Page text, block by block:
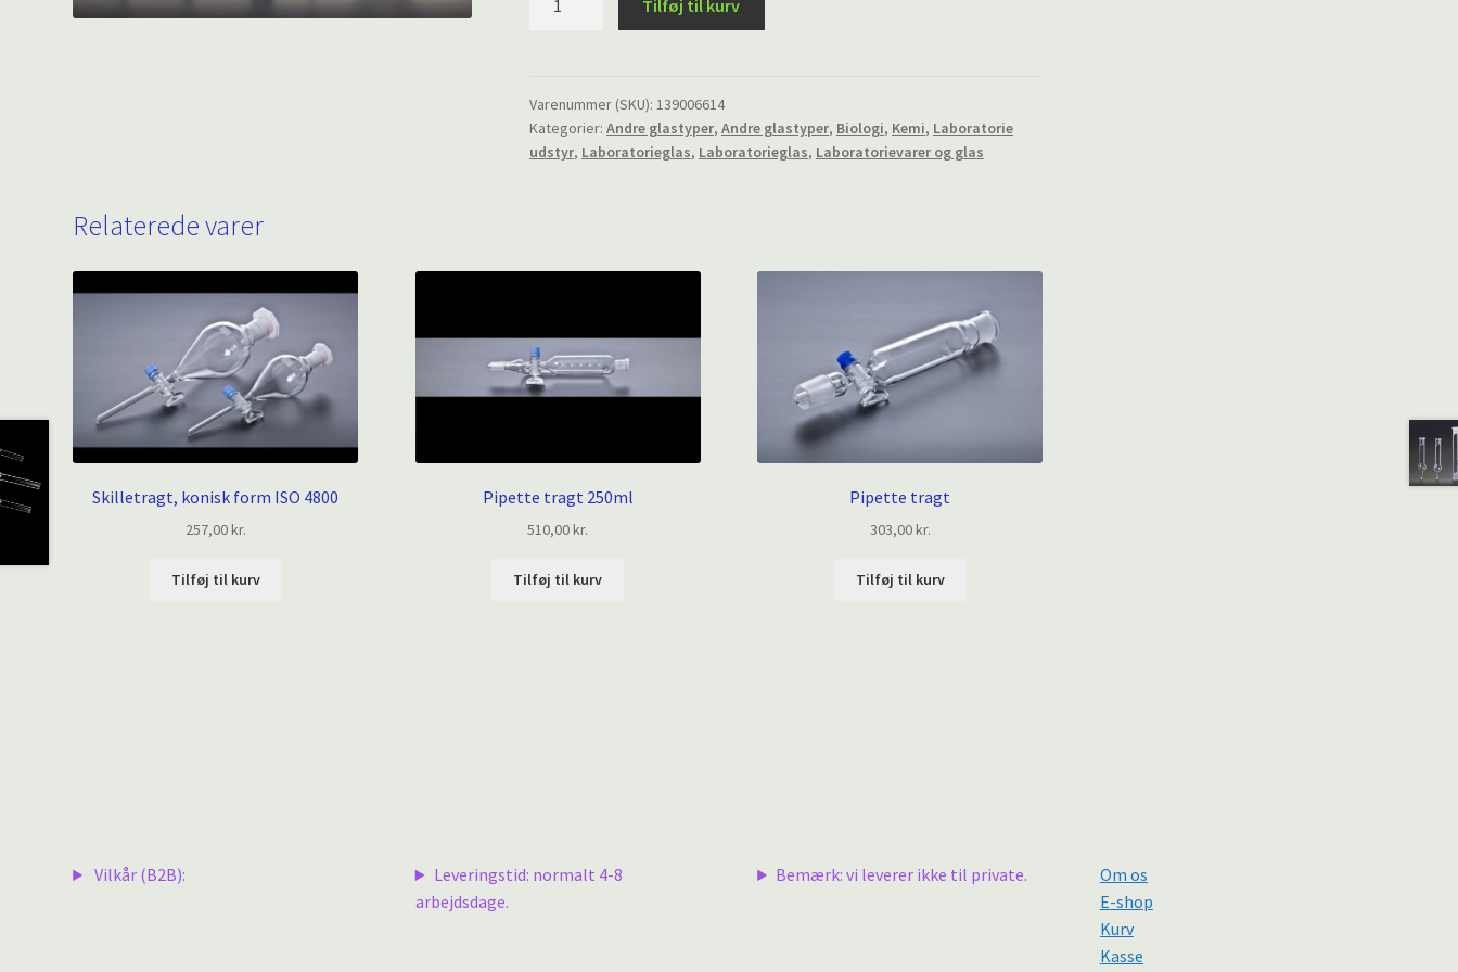
100
mm
antal
Tilføj til kurv
Varenummer (SKU): 139006614
Kategorier: Andre glastyper, Andre glastyper, Biologi, Kemi, Laboratorie
udstyr, Laboratorieglas, Laboratorieglas, Laboratorievarer og glas
Relaterede varer
Skilletragt, konisk form ISO 4800
257,00kr.
Tilføj til kurv
Pipette tragt 250ml
510,00kr.
Tilføj til kurv
Pipette tragt
303,00kr.
Tilføj til kurv
Vilkår (B2B):
Leveringstid: normalt 4-8
arbejdsdage.
Bemærk: vi leverer ikke til private.
Om os
E-shop
Kurv
Kasse